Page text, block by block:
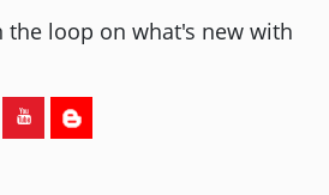
the loop on what's new with